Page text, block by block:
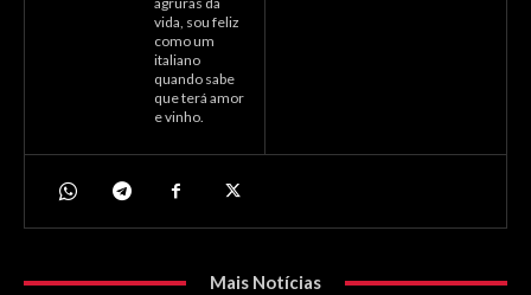
vida, sou feliz
como um
italiano
quando sabe
que terá amor
e vinho.
Mais Notícias